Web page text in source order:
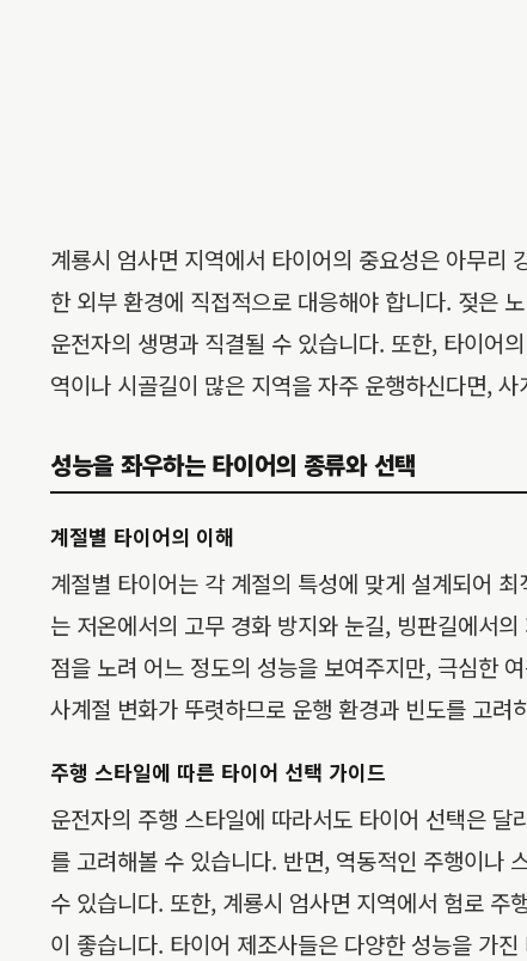
계룡시 엄사면 지역에서 타이어의 중요성은 아무리
한 외부 환경에 직접적으로 대응해야 합니다. 젖은
운전자의 생명과 직결될 수 있습니다. 또한, 타이어
역이나 시골길이 많은 지역을 자주 운행하신다면,
성능을 좌우하는 타이어의 종류와 선택
계절별 타이어의 이해
계절별 타이어는 각 계절의 특성에 맞게 설계되어
는 저온에서의 고무 경화 방지와 눈길, 빙판길에서
점을 노려 어느 정도의 성능을 보여주지만, 극심한
사계절 변화가 뚜렷하므로 운행 환경과 빈도를 고
주행 스타일에 따른 타이어 선택 가이드
운전자의 주행 스타일에 따라서도 타이어 선택은
를 고려해볼 수 있습니다. 반면, 역동적인 주행이나
수 있습니다. 또한, 계룡시 엄사면 지역에서 험로
이 좋습니다. 타이어 제조사들은 다양한 성능을 가